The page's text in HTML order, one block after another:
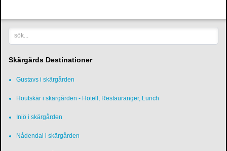
sök...
Skärgårds Destinationer
Gustavs i skärgården
Houtskär i skärgården - Hotell, Restauranger, Lunch
Iniö i skärgården
Nådendal i skärgården